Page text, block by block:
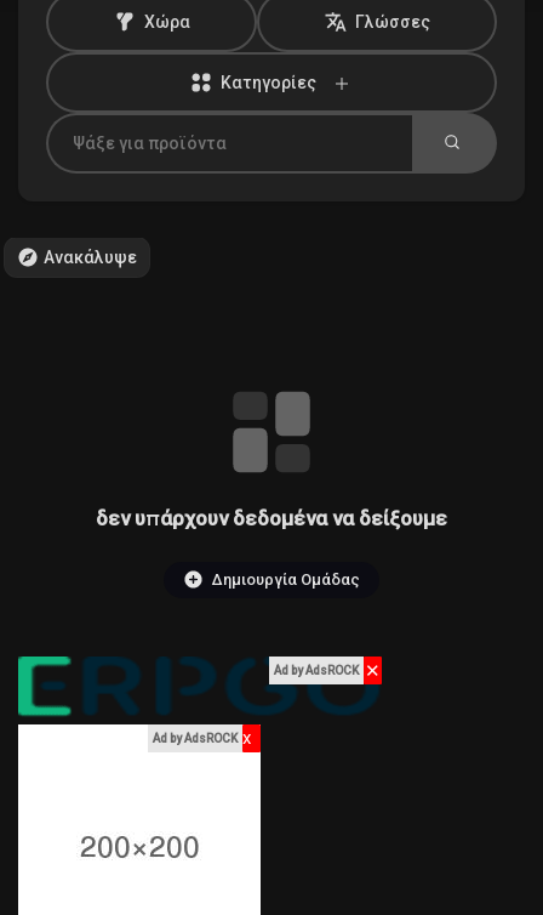
Τα προϊόντα μου
Ανακάλυψε Ομάδες
Δημοφιλείς δημοσιεύσεις
Χρηματοδότηση
My Funding
Προσφορές
Χώρα Γλώσσες
Κατηγορίες
Ανακάλυψε
δεν υπάρχουν δεδομένα να δείξουμε
Δημιουργία Ομάδας
Ad by AdsROCK ✕
Ad by AdsROCK x